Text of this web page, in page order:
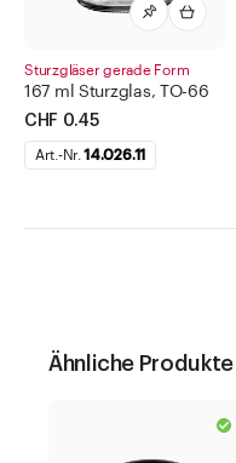
Sturzgläser gerade Form
167 ml Sturzglas, TO-66
CHF 0.45
Art.-Nr.14.026.11
Ähnliche Produkte